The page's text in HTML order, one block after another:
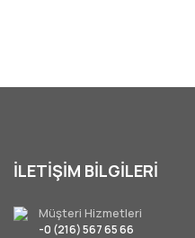
İLETİŞİM BİLGİLERİ
Müşteri Hizmetleri
-0 (216) 567 65 66